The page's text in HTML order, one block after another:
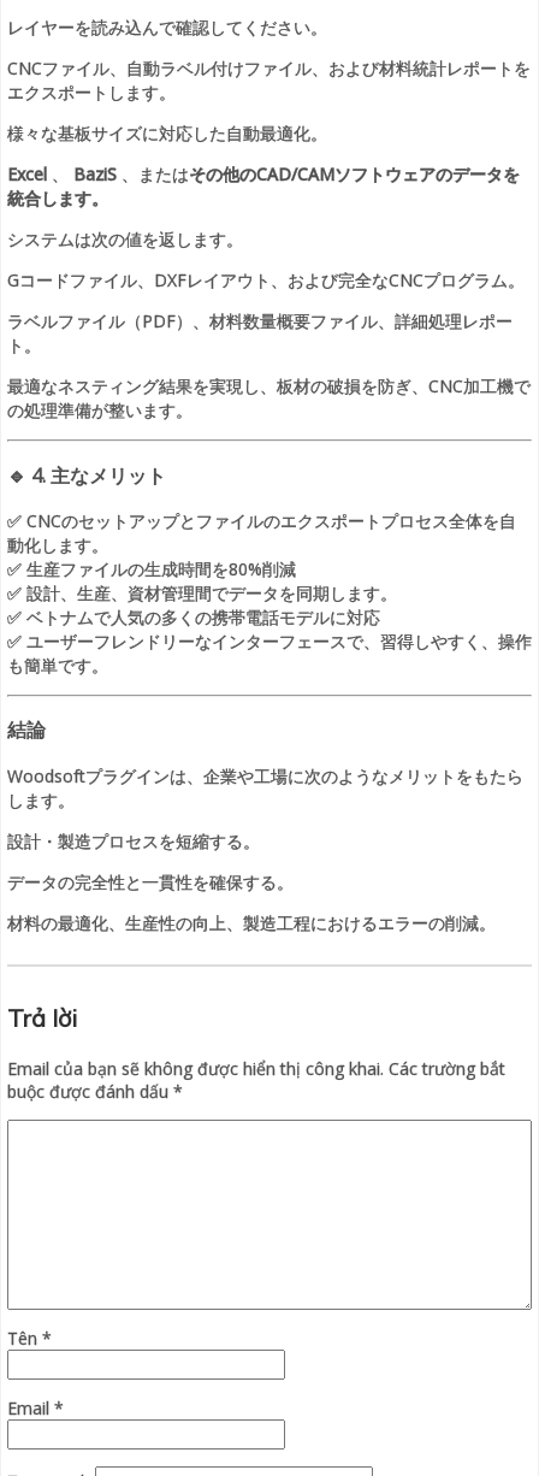
レイヤーを読み込んで確認してください。
CNCファイル、自動ラベル付けファイル、および材料統計レポートを
エクスポートします。
様々な基板サイズに対応した自動最適化。
Excel 、 BaziS 、またはその他のCAD/CAMソフトウェアのデータを
統合します。
システムは次の値を返します。
Gコードファイル、DXFレイアウト、および完全なCNCプログラム。
ラベルファイル（PDF）、材料数量概要ファイル、詳細処理レポー
ト。
最適なネスティング結果を実現し、板材の破損を防ぎ、CNC加工機で
の処理準備が整います。
🔹 4. 主なメリット
✅ CNCのセットアップとファイルのエクスポートプロセス全体を自
動化します。
✅ 生産ファイルの生成時間を80%削減
✅ 設計、生産、資材管理間でデータを同期します。
✅ ベトナムで人気の多くの携帯電話モデルに対応
✅ ユーザーフレンドリーなインターフェースで、習得しやすく、操作
も簡単です。
結論
Woodsoftプラグインは、企業や工場に次のようなメリットをもたら
します。
設計・製造プロセスを短縮する。
データの完全性と一貫性を確保する。
材料の最適化、生産性の向上、製造工程におけるエラーの削減。
Trả lời
Email của bạn sẽ không được hiển thị công khai. Các trường bắt
buộc được đánh dấu *
Tên *
Email *